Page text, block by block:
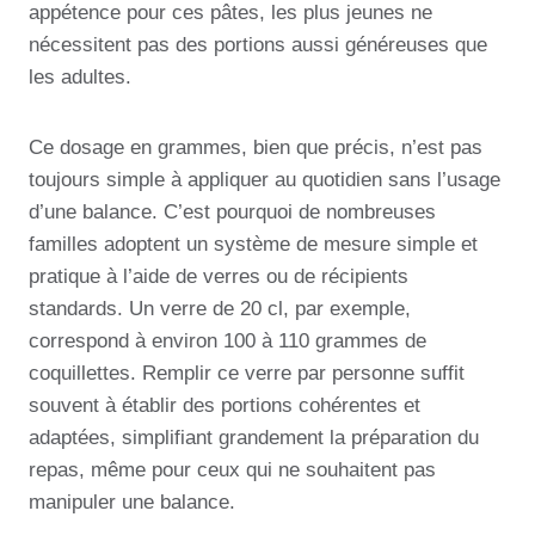
appétence pour ces pâtes, les plus jeunes ne
nécessitent pas des portions aussi généreuses que
les adultes.
Ce dosage en grammes, bien que précis, n’est pas
toujours simple à appliquer au quotidien sans l’usage
d’une balance. C’est pourquoi de nombreuses
familles adoptent un système de mesure simple et
pratique à l’aide de verres ou de récipients
standards. Un verre de 20 cl, par exemple,
correspond à environ 100 à 110 grammes de
coquillettes. Remplir ce verre par personne suffit
souvent à établir des portions cohérentes et
adaptées, simplifiant grandement la préparation du
repas, même pour ceux qui ne souhaitent pas
manipuler une balance.